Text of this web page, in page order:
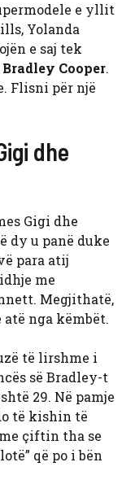
e yllit
Yolanda
e saj tek
Bradley Cooper.
Flisni për një
dhe
Gigi dhe
dy u panë duke
para atij
me
Megjithatë,
nga këmbët.
të lirshme i
së Bradley-t
29. Në pamje
të kishin të
çiftin tha se
që po i bën